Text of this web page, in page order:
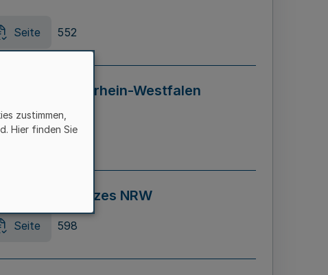
Seite 552
in Nordrhein-Westfalen
NRW)
Seite 595
Gesetzes NRW
Seite 598
zustimmen,
Hier finden Sie